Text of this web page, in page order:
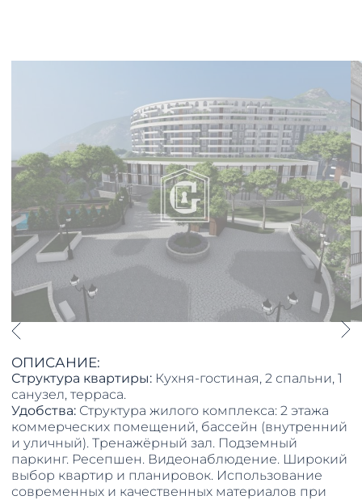
ОПИСАНИЕ:
Структура квартиры: Кухня-гостиная, 2 спальни, 1
санузел, терраса.
Удобства: Структура жилого комплекса: 2 этажа
коммерческих помещений, бассейн (внутренний
и уличный). Тренажёрный зал. Подземный
паркинг. Ресепшен. Видеонаблюдение. Широкий
выбор квартир и планировок. Использование
современных и качественных материалов при